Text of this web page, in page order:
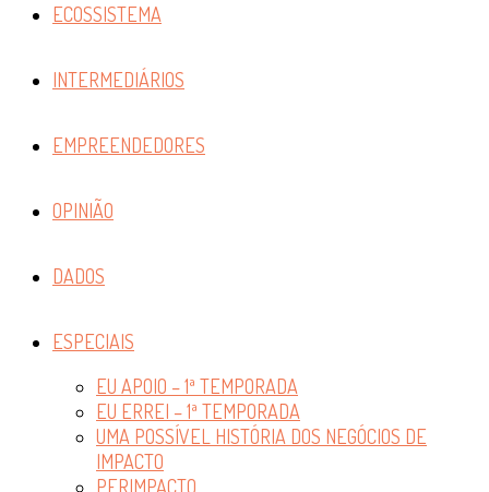
ECOSSISTEMA
INTERMEDIÁRIOS
EMPREENDEDORES
OPINIÃO
DADOS
ESPECIAIS
EU APOIO – 1ª TEMPORADA
EU ERREI – 1ª TEMPORADA
UMA POSSÍVEL HISTÓRIA DOS NEGÓCIOS DE
IMPACTO
PERIMPACTO